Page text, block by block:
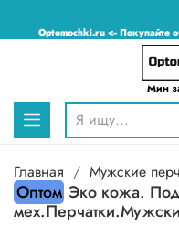
Optomochki.ru <-- Покупайте
Мин
Главная Мужские
Оптом Эко кожа.